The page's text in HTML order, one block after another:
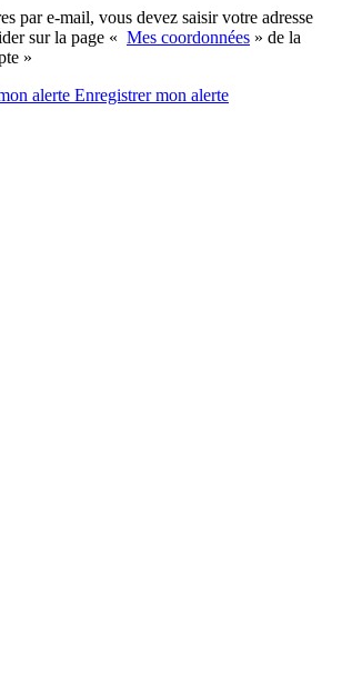
par e-mail, vous devez saisir votre adresse
sur la page « Mes coordonnées » de la
»
alerte Enregistrermon alerte